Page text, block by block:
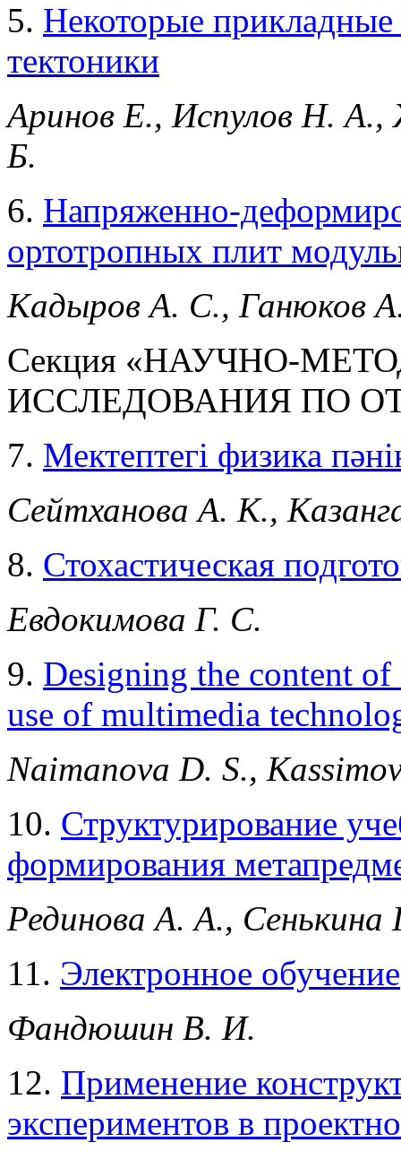
5. Некоторые прикладные
тектоники
Аринов Е., Испулов Н.
Б.
6. Напряженно-
ортотропных плит
Кадыров А. С., Ганюков
Секция «НАУЧНО-
ИССЛЕДОВАНИЯ ПО
7. Мектептегі физика
Сейтханова А. К.,
8. Стохастическая
Евдокимова Г. С.
9. Designing the content
use of multimedia
Naimanova D. S.,
10. Структурирование
формирования
Рединова А. А., Сенькина
11. Электронное обучение
Фандюшин В. И.
12. Применение
экспериментов в